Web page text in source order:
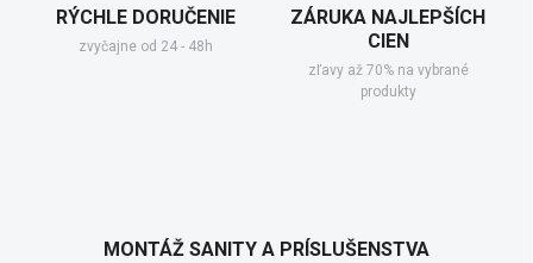
RÝCHLE DORUČENIE
zvyčajne od 24 - 48h
ZÁRUKA NAJLEPŠÍCH
CIEN
zľavy až 70% na vybrané
produkty
MONTÁŽ SANITY A PRÍSLUŠENSTVA